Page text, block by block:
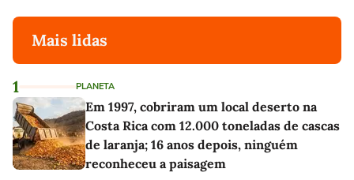
Mais lidas
1 PLANETA
Em 1997, cobriram um local deserto na
Costa Rica com 12.000 toneladas de cascas
de laranja; 16 anos depois, ninguém
reconheceu a paisagem